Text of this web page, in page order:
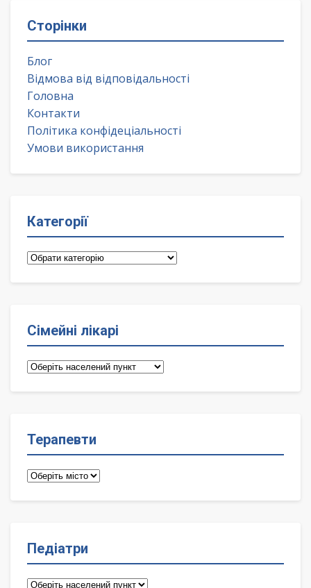
Сторінки
Блог
Відмова від відповідальності
Головна
Контакти
Політика конфідеціальності
Умови використання
Категорії
Категорії
Сімейні лікарі
Сімейні
Терапевти
Терапевти
Педіатри
Педіатри